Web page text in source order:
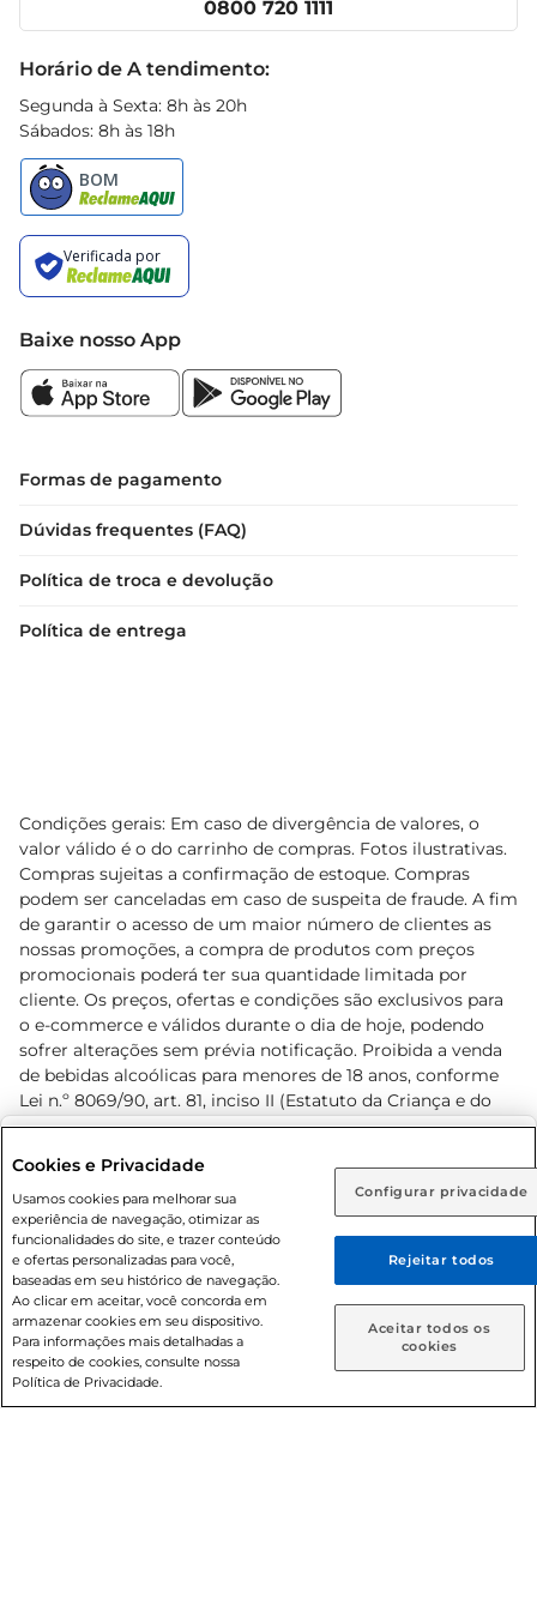
Rio de Janeiro (RJ) Goiás (GO)
Ou
Caso queira comprar online, informe como deseja receber
suas compras:
Entrega em casa Retire em Loja
validade do produto está impressa na
sempre um queijo fresco à disposição.
0800 720 1111
Horário de A tendimento:
Segunda à Sexta: 8h às 20h
Sábados: 8h às 18h
Baixe nosso App
Formas de pagamento
Dúvidas frequentes (FAQ)
Política de troca e devolução
Política de entrega
Condições gerais: Em caso de divergência de valores, o
valor válido é o do carrinho de compras. Fotos ilustrativas.
Compras sujeitas a confirmação de estoque. Compras
podem ser canceladas em caso de suspeita de fraude. A fim
de garantir o acesso de um maior número de clientes as
nossas promoções, a compra de produtos com preços
promocionais poderá ter sua quantidade limitada por
cliente. Os preços, ofertas e condições são exclusivos para
o e-commerce e válidos durante o dia de hoje, podendo
sofrer alterações sem prévia notificação. Proibida a venda
de bebidas alcoólicas para menores de 18 anos, conforme
Lei n.º 8069/90, art. 81, inciso II (Estatuto da Criança e do
Adolescente). Preços e condições exclusivos para o
prévio. O valor mínimo para as compras on-line é de R$
80,00.
© 2026 Copyright. Todos os direitos
reservados Prezunic.
Cookies e Privacidade
Usamos cookies para melhorar sua
experiência de navegação, otimizar as
funcionalidades do site, e trazer conteúdo
e ofertas personalizadas para você,
baseadas em seu histórico de navegação.
Ao clicar em aceitar, você concorda em
armazenar cookies em seu dispositivo.
Para informações mais detalhadas a
respeito de cookies, consulte nossa
Política de Privacidade.
Configurar privacidade
Rejeitar todos
Aceitar todos os
cookies